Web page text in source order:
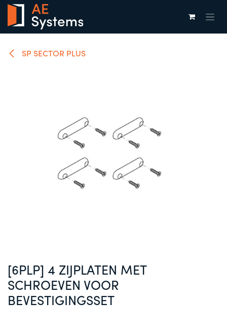
Overslaan naar inhoud
SP SECTOR PLUS
[6PLP] 4 ZIJPLATEN MET
SCHROEVEN VOOR
BEVESTIGINGSSET